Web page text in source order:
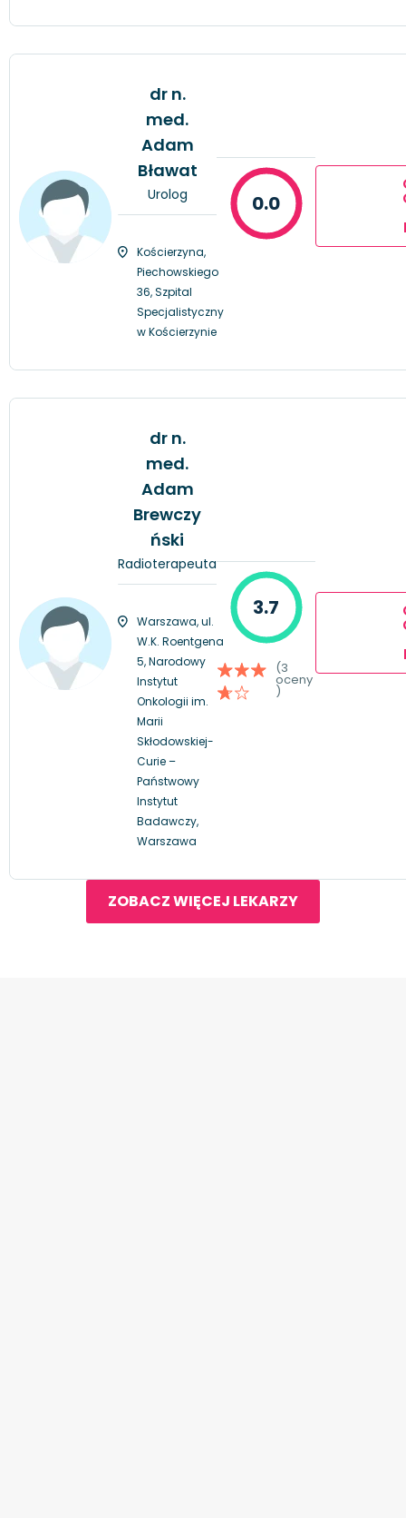
dr n.
med.
Adam
Bławat
Urolog
Kościerzyna,
Piechowskiego
36, Szpital
Specjalistyczny
w Kościerzynie
0.0
dr n.
med.
Adam
Brewczy
ński
Radioterapeuta
Warszawa, ul.
W.K. Roentgena
5, Narodowy
Instytut
Onkologii im.
Marii
Skłodowskiej-
Curie –
Państwowy
Instytut
Badawczy,
Warszawa
3.7
(3
oceny
)
ZOBACZ WIĘCEJ LEKARZY